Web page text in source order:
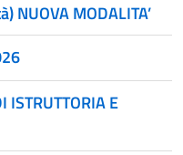
NUOVA MODALITA’
ISTRUTTORIA E